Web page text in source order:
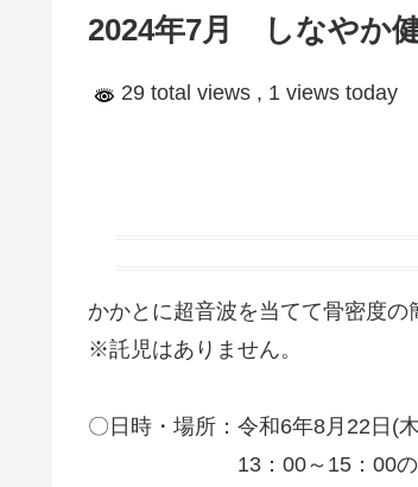
2024年7月 しなやか
29 total views , 1 views today
かかとに超音波を当てて骨密度の
※託児はありません。
〇日時・場所：令和6年8月22日
13：00～15：00のう